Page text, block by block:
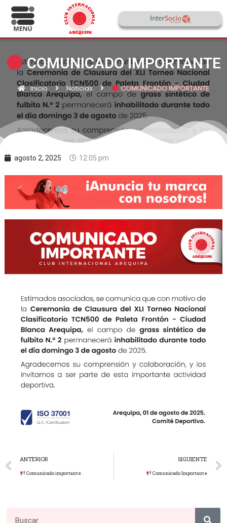
COMUNICADO IMPORTANTE
Inicio Noticias COMUNICADO IMPORTANTE
agosto 2, 2025 12:05 pm
ANTERIOR
Comunicado importante
SIGUIENTE
Comunicado Importante